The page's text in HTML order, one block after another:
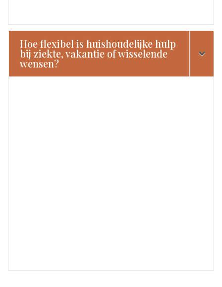
Hoe flexibel is huishoudelijke hulp
bij ziekte, vakantie of wisselende
wensen?